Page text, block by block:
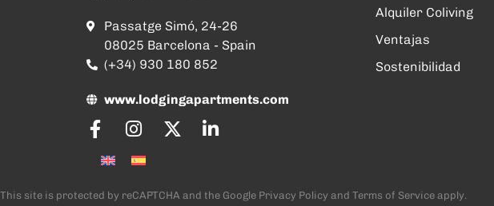
Passatge Simó, 24-26
08025 Barcelona - Spain
(+34) 930 180 852
www.lodgingapartments.com
Alquiler Coliving
Ventajas
Sostenibilidad
This site is protected by reCAPTCHA and the Google Privacy Policy and Terms of Service apply.